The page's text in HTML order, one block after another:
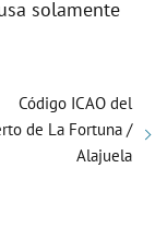
solamente
Código ICAO del
de La Fortuna /
Alajuela